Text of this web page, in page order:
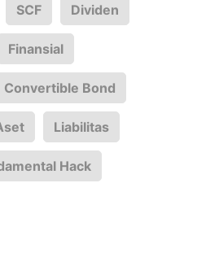
SCF Dividen
Finansial
Convertible Bond
Liabilitas
Hack